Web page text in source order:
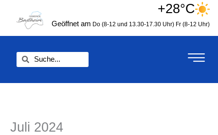
springen
+28°C
Geöffnet am Do (8-12 und 13.30-17.30 Uhr) Fr (8-12 Uhr)
Juli 2024